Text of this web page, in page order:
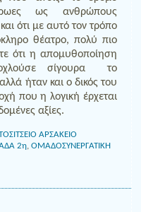
ως ανθρώπους
ότι με αυτό τον τρόπο
θέατρο, πολύ πιο
ότι η απομυθοποίηση
σίγουρα το
ήταν και ο δικός του
που η λογική έρχεται
αξίες.
ΑΡΣΑΚΕΙΟ
2η, ΟΜΑΔΟΣΥΝΕΡΓΑΤΙΚΗ